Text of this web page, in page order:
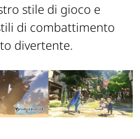
stile di gioco e
di combattimento
divertente.